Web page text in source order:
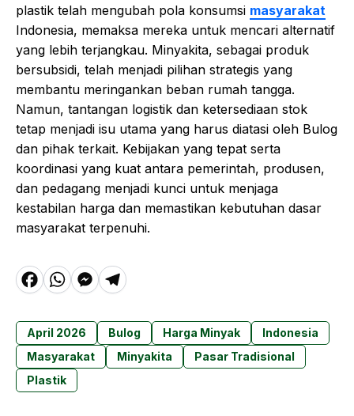
plastik telah mengubah pola konsumsi masyarakat
Indonesia, memaksa mereka untuk mencari alternatif
yang lebih terjangkau. Minyakita, sebagai produk
bersubsidi, telah menjadi pilihan strategis yang
membantu meringankan beban rumah tangga.
Namun, tantangan logistik dan ketersediaan stok
tetap menjadi isu utama yang harus diatasi oleh Bulog
dan pihak terkait. Kebijakan yang tepat serta
koordinasi yang kuat antara pemerintah, produsen,
dan pedagang menjadi kunci untuk menjaga
kestabilan harga dan memastikan kebutuhan dasar
masyarakat terpenuhi.
F
c
e
b
W
a
t
s
M
s
s
e
T
e
g
April 2026 Bulog Harga Minyak
Indonesia
Masyarakat
Minyakita
Pasar Tradisional
Plastik